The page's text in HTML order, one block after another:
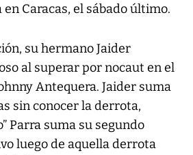
Caracas, el sábado último.
su hermano Jaider
al superar por nocaut en el
Antequera. Jaider suma
sin conocer la derrota,
Parra suma su segundo
luego de aquella derrota